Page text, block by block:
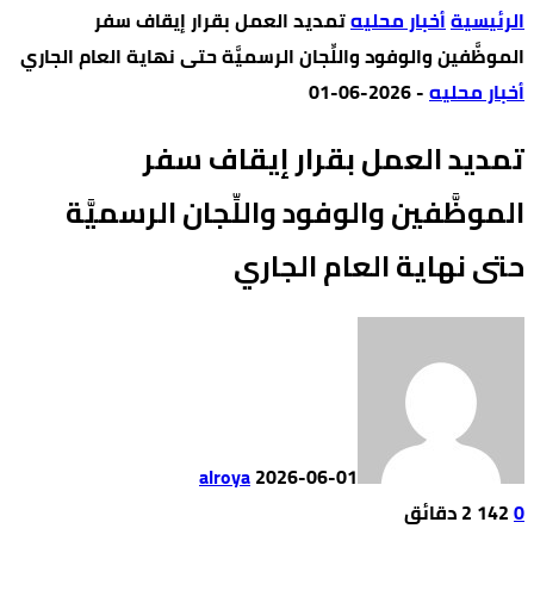
‫الرئيسية‬أخبار محليهتمديد العمل بقرار إيقاف سفر
الموظَّفين والوفود واللِّجان الرسميَّة حتى نهاية العام الجاري
أخبار محليه-
2026-06-01
تمديد العمل بقرار إيقاف سفر
الموظَّفين والوفود واللِّجان الرسميَّة
حتى نهاية العام الجاري
alroya2026-06-01
0
142 2 ‫دقائق‬